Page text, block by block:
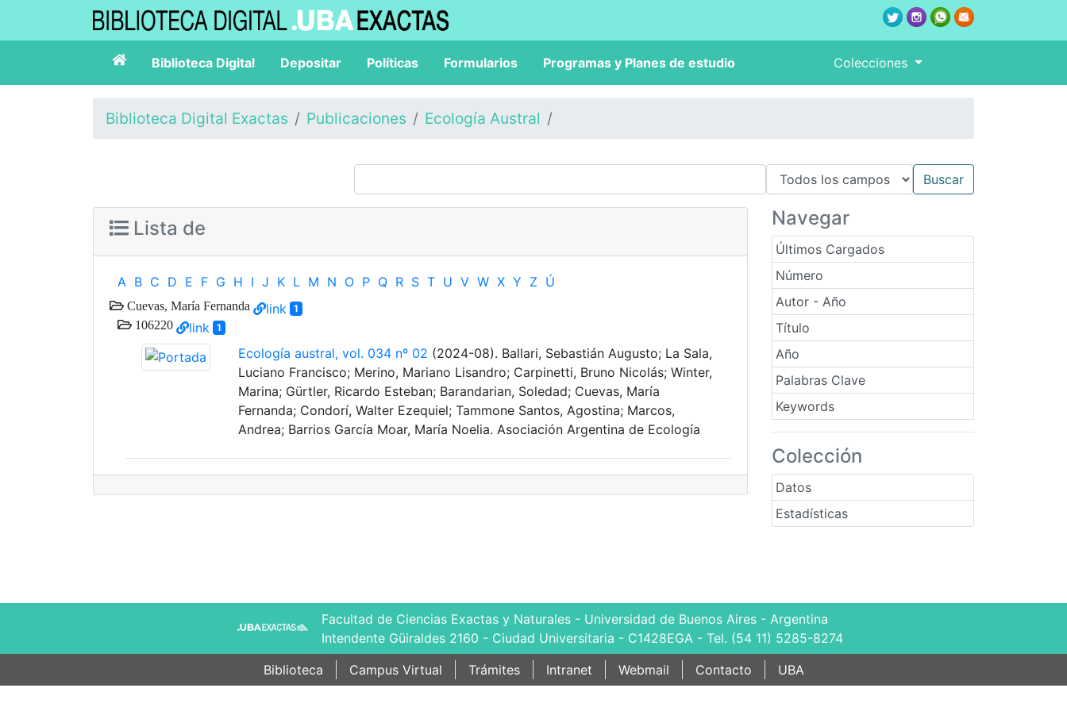
Biblioteca Digital Depositar Políticas Formularios Programas y Planes de estudio Colecciones
Biblioteca Digital Exactas Publicaciones Ecología Austral
Navegar
Últimos Cargados
Número
Autor - Año
Título
Año
Palabras Clave
Keywords
Colección
Datos
Estadísticas
Lista de
A B C D E F G H I J K L M N O P Q R S T U V W X Y Z Ú
Cuevas, María Fernanda link 1
106220 link 1
Ecología austral, vol. 034 nº 02 (2024-08). Ballari, Sebastián Augusto; La Sala,
Luciano Francisco; Merino, Mariano Lisandro; Carpinetti, Bruno Nicolás; Winter,
Marina; Gürtler, Ricardo Esteban; Barandarian, Soledad; Cuevas, María
Fernanda; Condorí, Walter Ezequiel; Tammone Santos, Agostina; Marcos,
Andrea; Barrios García Moar, María Noelia. Asociación Argentina de Ecología
Facultad de Ciencias Exactas y Naturales - Universidad de Buenos Aires - Argentina
Intendente Güiraldes 2160 - Ciudad Universitaria - C1428EGA - Tel. (54 11) 5285-8274
Biblioteca
Campus Virtual Trámites Intranet Webmail Contacto UBA